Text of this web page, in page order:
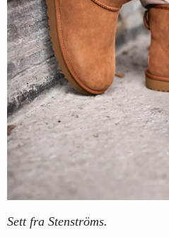
Sett fra Stenströms.